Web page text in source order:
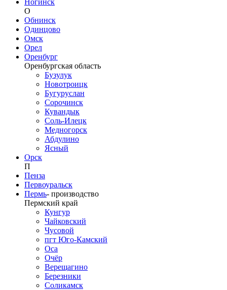
Ногинск
О
Обнинск
Одинцово
Омск
Орел
Оренбург
Оренбургская область
Бузулук
Новотроицк
Бугуруслан
Сорочинск
Кувандык
Соль-Илецк
Медногорск
Абдулино
Ясный
Орск
П
Пенза
Первоуральск
Пермь- производство
Пермский край
Кунгур
Чайковский
Чусовой
пгт Юго-Камский
Оса
Очёр
Верещагино
Березники
Соликамск